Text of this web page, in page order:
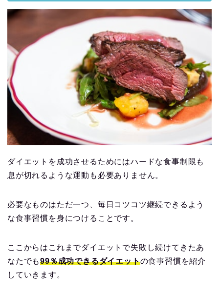
ダイエットを成功させるためにはハードな食事制限も
息が切れるような運動も必要ありません。
必要なものはただ一つ、毎日コツコツ継続できるよう
な食事習慣を身につけることです。
ここからはこれまでダイエットで失敗し続けてきたあ
なたでも99％成功できるダイエットの食事習慣を紹介
していきます。